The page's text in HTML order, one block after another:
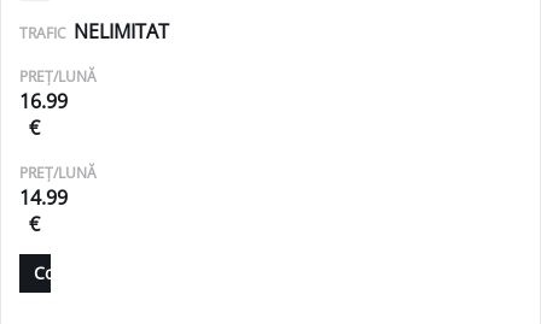
TRAFIC NELIMITAT
PREȚ/LUNĂ
16.99
€
PREȚ/LUNĂ
14.99
€
Comandă